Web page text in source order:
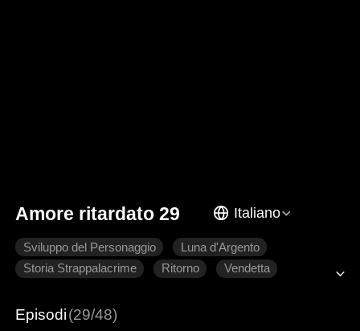
Amore ritardato 29 Italiano
Sviluppo del Personaggio
Luna d'Argento
Storia Strappalacrime
Ritorno
Vendetta
Episodi(29/48)